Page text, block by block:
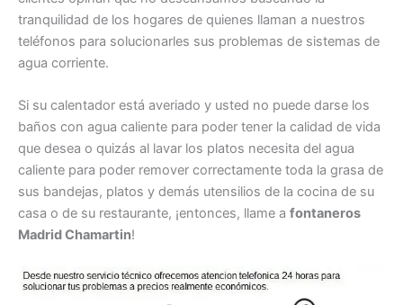
tranquilidad de los hogares de quienes llaman a nuestros
teléfonos para solucionarles sus problemas de sistemas de
agua corriente.
Si su calentador está averiado y usted no puede darse los
baños con agua caliente para poder tener la calidad de vida
que desea o quizás al lavar los platos necesita del agua
caliente para poder remover correctamente toda la grasa de
sus bandejas, platos y demás utensilios de la cocina de su
casa o de su restaurante, ¡entonces, llame a fontaneros
Madrid Chamartin!